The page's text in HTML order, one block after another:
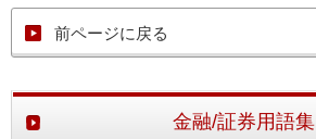
前ページに戻る
金融/証券用語集